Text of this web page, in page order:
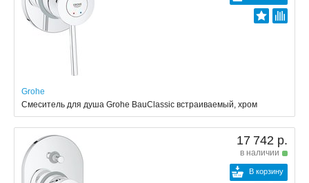
Grohe
Смеситель для душа Grohe BauClassic встраиваемый, хром
17 742 р.
в наличии
В корзину